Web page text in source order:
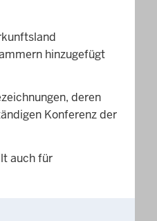
hinzugefügt
deren
Konferenz der
auch für